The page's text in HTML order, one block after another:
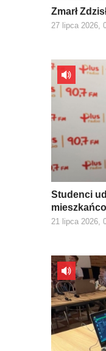
Zmarł
27 lipca 2026,
Studenci
21 lipca 2026,